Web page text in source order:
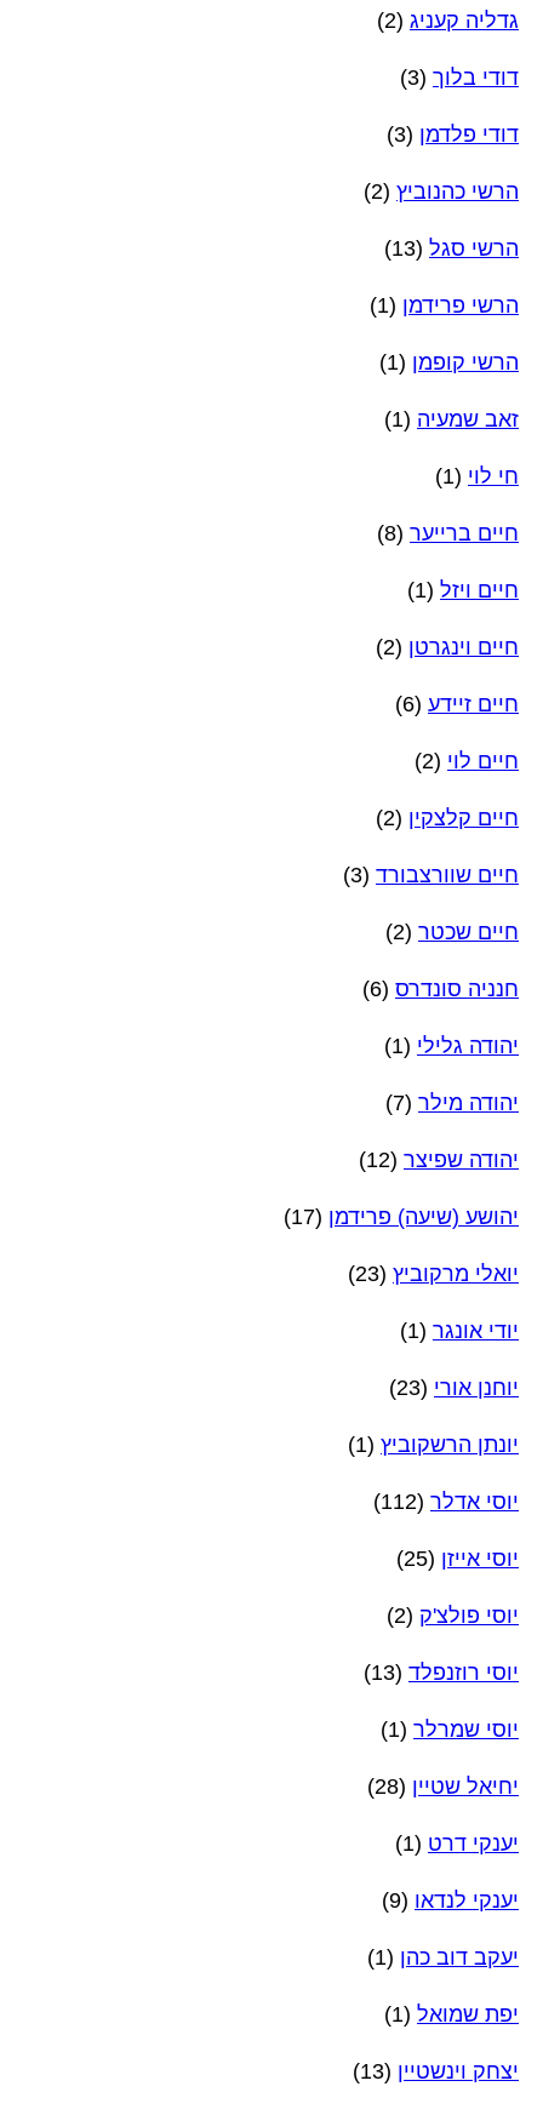
גדליה קעניג (2)
דודי בלוך (3)
דודי פלדמן (3)
הרשי כהנוביץ (2)
הרשי סגל (13)
הרשי פרידמן (1)
הרשי קופמן (1)
זאב שמעיה (1)
חי לוי (1)
חיים ברייער (8)
חיים ויזל (1)
חיים וינגרטן (2)
חיים זיידע (6)
חיים לוי (2)
חיים קלצקין (2)
חיים שוורצבורד (3)
חיים שכטר (2)
חנניה סונדרס (6)
יהודה גלילי (1)
יהודה מילר (7)
יהודה שפיצר (12)
יהושע (שיעה) פרידמן (17)
יואלי מרקוביץ (23)
יודי אונגר (1)
יוחנן אורי (23)
יונתן הרשקוביץ (1)
יוסי אדלר (112)
יוסי אייזן (25)
יוסי פולצ'ק (2)
יוסי רוזנפלד (13)
יוסי שמרלר (1)
יחיאל שטיין (28)
יענקי דרט (1)
יענקי לנדאו (9)
יעקב דוב כהן (1)
יפת שמואל (1)
יצחק וינשטיין (13)